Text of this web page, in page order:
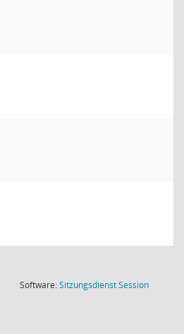
Software:SitzungsdienstSession(Wird in